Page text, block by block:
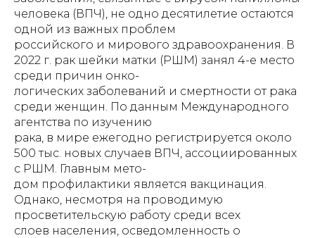
человека (ВПЧ), не одно десятилетие остаются
одной из важных проблем
российского и мирового здравоохранения. В
2022 г. рак шейки матки (РШМ) занял 4-е место
среди причин онко-
логических заболеваний и смертности от рака
среди женщин. По данным Международного
агентства по изучению
рака, в мире ежегодно регистрируется около
500 тыс. новых случаев ВПЧ, ассоциированных
с РШМ. Главным мето-
дом профилактики является вакцинация.
Однако, несмотря на проводимую
просветительскую работу среди всех
слоев населения, осведомленность о